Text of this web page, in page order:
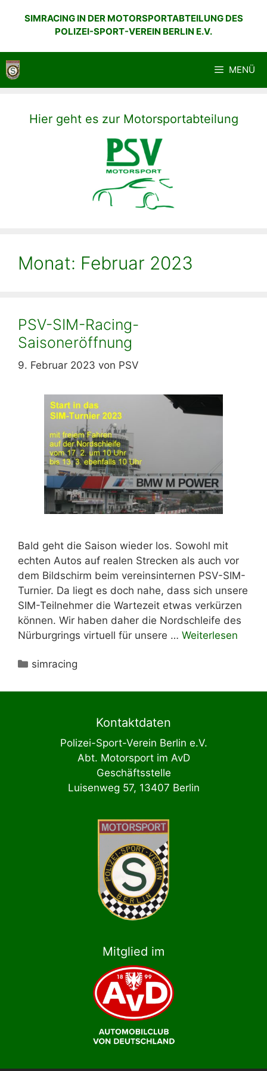
InhaltSIMRACING IN DER MOTORSPORTABTEILUNG DES
POLIZEI-SPORT-VEREIN BERLIN E.V.
MENÜ
Monat: Februar 2023
PSV-SIM-Racing-
Saisoneröffnung
9. Februar 2023 von PSV
Bald geht die Saison wieder los. Sowohl mit
echten Autos auf realen Strecken als auch vor
dem Bildschirm beim vereinsinternen PSV-SIM-
Turnier. Da liegt es doch nahe, dass sich unsere
SIM-Teilnehmer die Wartezeit etwas verkürzen
können. Wir haben daher die Nordschleife des
Nürburgrings virtuell für unsere … Weiterlesen
Kategorien
simracing
Hier geht es zur Motorsportabteilung
Kontaktdaten
Polizei-Sport-Verein Berlin e.V.
Abt. Motorsport im AvD
Geschäftsstelle
Luisenweg 57, 13407 Berlin
Mitglied im